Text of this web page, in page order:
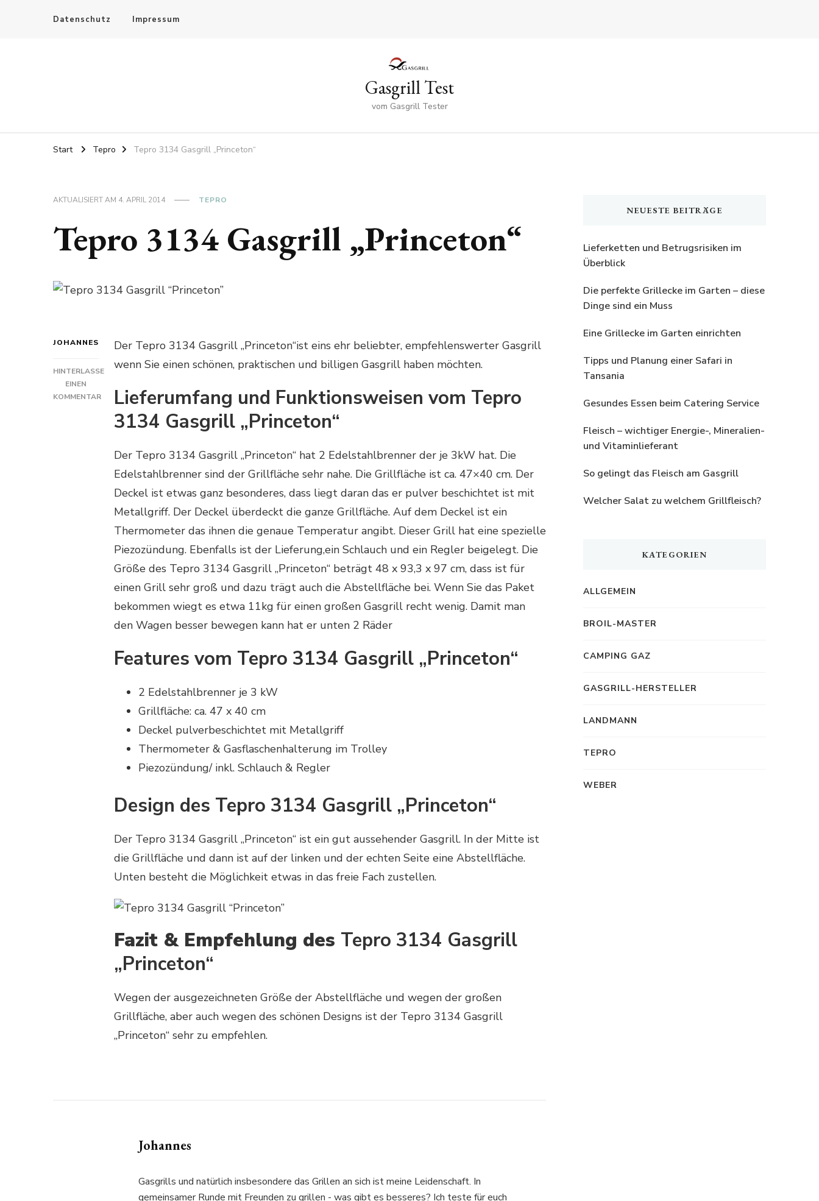
Datenschutz Impressum
Gasgrill Test
vom Gasgrill Tester
Start Tepro Tepro 3134 Gasgrill „Princeton“
AKTUALISIERT AM 4. APRIL 2014 TEPRO
Tepro 3134 Gasgrill „Princeton“
JOHANNES
HINTERLASSE
EINEN
KOMMENTAR
„PRINCETON“
Der Tepro 3134 Gasgrill „Princeton“ist eins ehr beliebter, empfehlenswerter Gasgrill
wenn Sie einen schönen, praktischen und billigen Gasgrill haben möchten.
Lieferumfang und Funktionsweisen vom Tepro
3134 Gasgrill „Princeton“
Der Tepro 3134 Gasgrill „Princeton“ hat 2 Edelstahlbrenner der je 3kW hat. Die
Edelstahlbrenner sind der Grillfläche sehr nahe. Die Grillfläche ist ca. 47×40 cm. Der
Deckel ist etwas ganz besonderes, dass liegt daran das er pulver beschichtet ist mit
Metallgriff. Der Deckel überdeckt die ganze Grillfläche. Auf dem Deckel ist ein
Thermometer das ihnen die genaue Temperatur angibt. Dieser Grill hat eine spezielle
Piezozündung. Ebenfalls ist der Lieferung,ein Schlauch und ein Regler beigelegt. Die
Größe des Tepro 3134 Gasgrill „Princeton“ beträgt 48 x 93,3 x 97 cm, dass ist für
einen Grill sehr groß und dazu trägt auch die Abstellfläche bei. Wenn Sie das Paket
bekommen wiegt es etwa 11kg für einen großen Gasgrill recht wenig. Damit man
den Wagen besser bewegen kann hat er unten 2 Räder
Features vom Tepro 3134 Gasgrill „Princeton“
2 Edelstahlbrenner je 3 kW
Grillfläche: ca. 47 x 40 cm
Deckel pulverbeschichtet mit Metallgriff
Thermometer & Gasflaschenhalterung im Trolley
Piezozündung/ inkl. Schlauch & Regler
Design des Tepro 3134 Gasgrill „Princeton“
Der Tepro 3134 Gasgrill „Princeton“ ist ein gut aussehender Gasgrill. In der Mitte ist
die Grillfläche und dann ist auf der linken und der echten Seite eine Abstellfläche.
Unten besteht die Möglichkeit etwas in das freie Fach zustellen.
Fazit & Empfehlung des Tepro 3134 Gasgrill
„Princeton“
Wegen der ausgezeichneten Größe der Abstellfläche und wegen der großen
Grillfläche, aber auch wegen des schönen Designs ist der Tepro 3134 Gasgrill
„Princeton“ sehr zu empfehlen.
Johannes
Gasgrills und natürlich insbesondere das Grillen an sich ist meine Leidenschaft. In
gemeinsamer Runde mit Freunden zu grillen - was gibt es besseres? Ich teste für euch
NEUESTE BEITRÄGE
Lieferketten und Betrugsrisiken im
Überblick
Die perfekte Grillecke im Garten – diese
Dinge sind ein Muss
Eine Grillecke im Garten einrichten
Tipps und Planung einer Safari in
Tansania
Gesundes Essen beim Catering Service
Fleisch – wichtiger Energie-, Mineralien-
und Vitaminlieferant
So gelingt das Fleisch am Gasgrill
Welcher Salat zu welchem Grillfleisch?
KATEGORIEN
ALLGEMEIN
BROIL-MASTER
CAMPING GAZ
GASGRILL-HERSTELLER
LANDMANN
TEPRO
WEBER